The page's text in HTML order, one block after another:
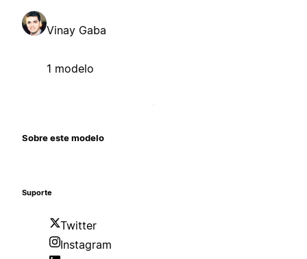
Vinay Gaba
1 modelo
Sobre este modelo
Suporte
Twitter
Instagram